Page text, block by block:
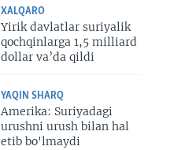
XALQARO
Yirik davlatlar suriyalik
qochqinlarga 1,5 milliard
dollar va’da qildi
YAQIN SHARQ
Amerika: Suriyadagi
urushni urush bilan hal
etib bo'lmaydi